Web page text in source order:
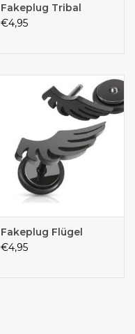
Fakeplug Tribal
€4,95
Fakeplug Flügel
€4,95